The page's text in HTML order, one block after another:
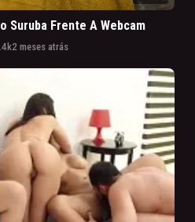
Suruba Frente A Webcam
2 meses atrás